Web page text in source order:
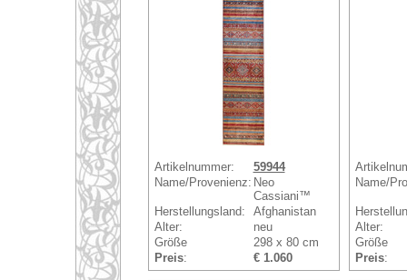
Artikelnummer:
59944
Name/Provenienz: Neo
Cassiani™
Herstellungsland:
Afghanistan
Alter:
neu
Größe
298 x 80 cm
Preis: € 1.060
Name/
Alter:
Größe
Preis: